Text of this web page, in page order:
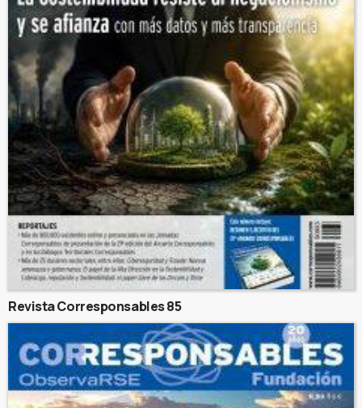
Revista Corresponsables 85